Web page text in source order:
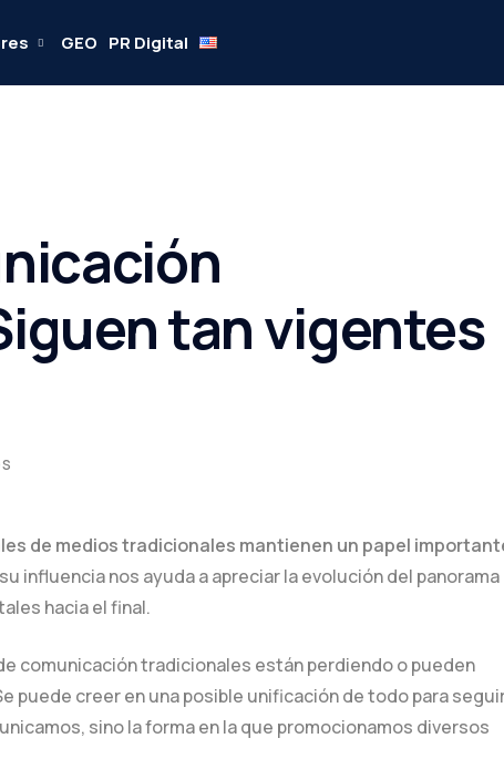
GEO PR Digital
tan vigentes
de medios tradicionales mantienen un papel
influencia nos ayuda a apreciar la evolución del panorama
hacia el final.
comunicación tradicionales están perdiendo o pueden
puede creer en una posible unificación de todo para
sino la forma en la que promocionamos diversos